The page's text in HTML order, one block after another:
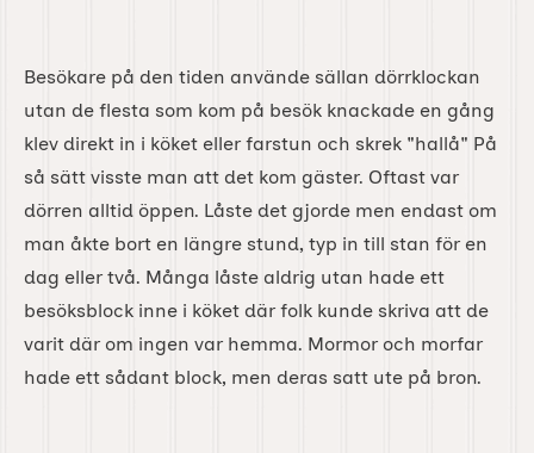
Besökare på den tiden använde sällan dörrklockan
utan de flesta som kom på besök knackade en gång
klev direkt in i köket eller farstun och skrek "hallå" På
så sätt visste man att det kom gäster. Oftast var
dörren alltid öppen. Låste det gjorde men endast om
man åkte bort en längre stund, typ in till stan för en
dag eller två. Många låste aldrig utan hade ett
besöksblock inne i köket där folk kunde skriva att de
varit där om ingen var hemma. Mormor och morfar
hade ett sådant block, men deras satt ute på bron.